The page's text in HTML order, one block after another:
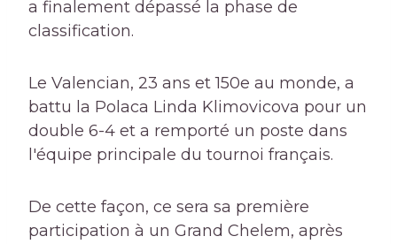
a finalement dépassé la phase de
classification.
Le Valencian, 23 ans et 150e au monde, a
battu la Polaca Linda Klimovicova pour un
double 6-4 et a remporté un poste dans
l'équipe principale du tournoi français.
De cette façon, ce sera sa première
participation à un Grand Chelem, après